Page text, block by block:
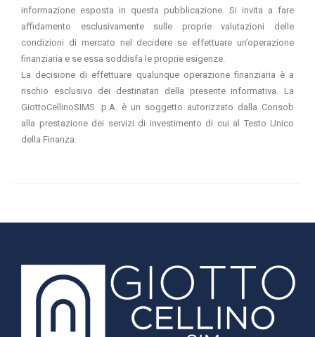
informazione esposta in questa pubblicazione. Si invita a fare
affidamento esclusivamente sulle proprie valutazioni delle
condizioni di mercato nel decidere se effettuare un’operazione
finanziaria e se essa soddisfa le proprie esigenze.
La decisione di effettuare qualunque operazione finanziaria è a
rischio esclusivo dei destinatari della presente informativa. La
GiottoCellinoSIMS .p.A. è un soggetto autorizzato dalla Consob
alla prestazione dei servizi di investimento di cui al Testo Unico
della Finanza.